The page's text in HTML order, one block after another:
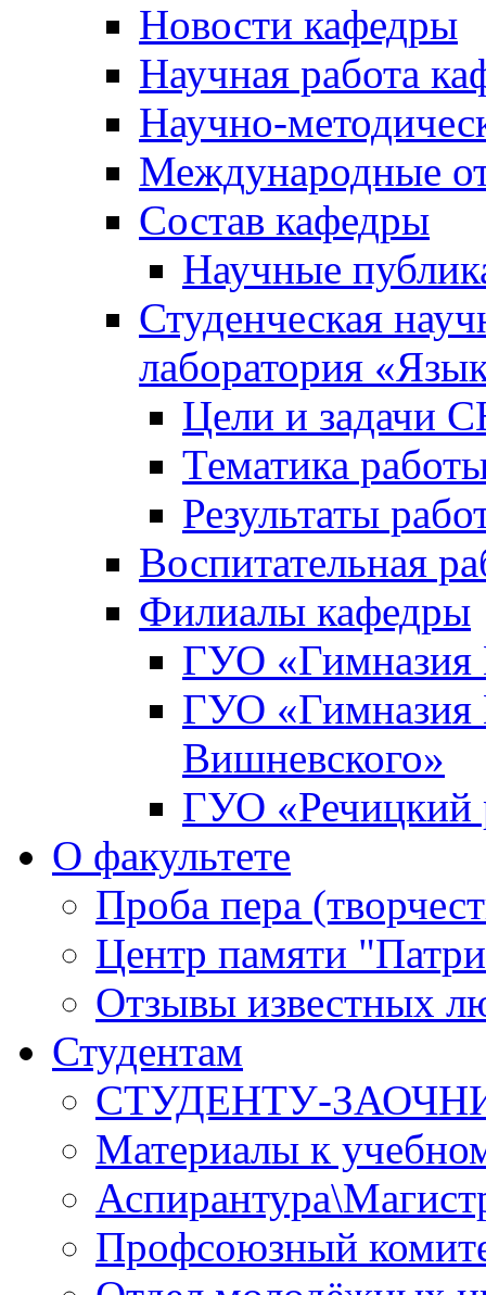
Новости кафедры
Научная работа
Научно-
Международные
Состав кафедры
Научные
Студенческая
лаборатория
Цели и задачи
Тематика
Результаты
Воспитательная
Филиалы кафедры
ГУО «Гимназия
ГУО
Вишневского»
ГУО «Речицкий
О факультете
Проба пера
Центр памяти
Отзывы известных
Студентам
СТУДЕНТУ-
Материалы к
Профсоюзный